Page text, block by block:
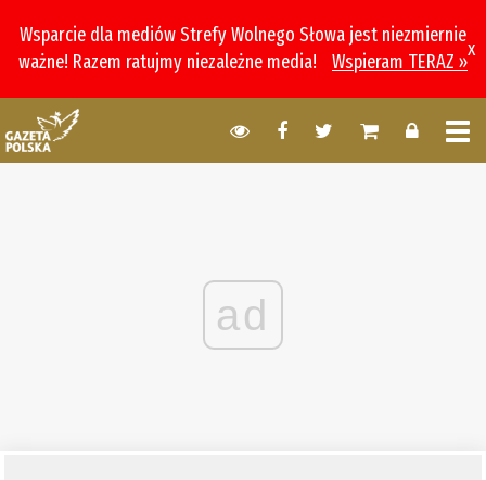
Wsparcie dla mediów Strefy Wolnego Słowa jest niezmiernie
ważne! Razem ratujmy niezależne media!
Wspieram TERAZ »
x
ad